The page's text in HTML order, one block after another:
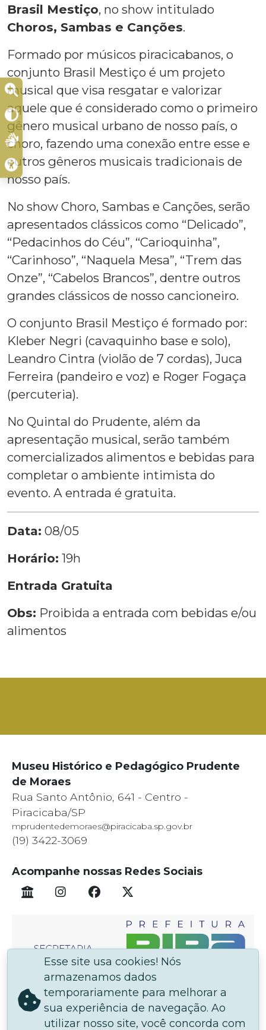
Brasil Mestiço, no show intitulado
Choros, Sambas e Canções.
Formado por músicos piracicabanos, o
conjunto Brasil Mestiço é um projeto
musical que visa resgatar e valorizar
aquele que é considerado como o primeiro
gênero musical urbano de nosso país, o
choro, fazendo uma conexão entre esse e
outros gêneros musicais tradicionais de
nosso país.
No show Choro, Sambas e Canções, serão
apresentados clássicos como “Delicado”,
“Pedacinhos do Céu”, “Carioquinha”,
“Carinhoso”, “Naquela Mesa”, “Trem das
Onze”, “Cabelos Brancos”, dentre outros
grandes clássicos de nosso cancioneiro.
O conjunto Brasil Mestiço é formado por:
Kleber Negri (cavaquinho base e solo),
Leandro Cintra (violão de 7 cordas), Juca
Ferreira (pandeiro e voz) e Roger Fogaça
(percuteria).
No Quintal do Prudente, além da
apresentação musical, serão também
comercializados alimentos e bebidas para
completar o ambiente intimista do
evento. A entrada é gratuita.
Data: 08/05
Horário: 19h
Entrada Gratuita
Obs: Proibida a entrada com bebidas e/ou
alimentos
Museu Histórico e Pedagógico Prudente
de Moraes
Rua Santo Antônio, 641 - Centro -
Piracicaba/SP
mprudentedemoraes@piracicaba.sp.gov.br
(19) 3422-3069
Acompanhe nossas Redes Sociais
Esse site usa cookies! Nós
armazenamos dados
temporariamente para melhorar a
sua experiência de navegação. Ao
utilizar nosso site, você concorda com